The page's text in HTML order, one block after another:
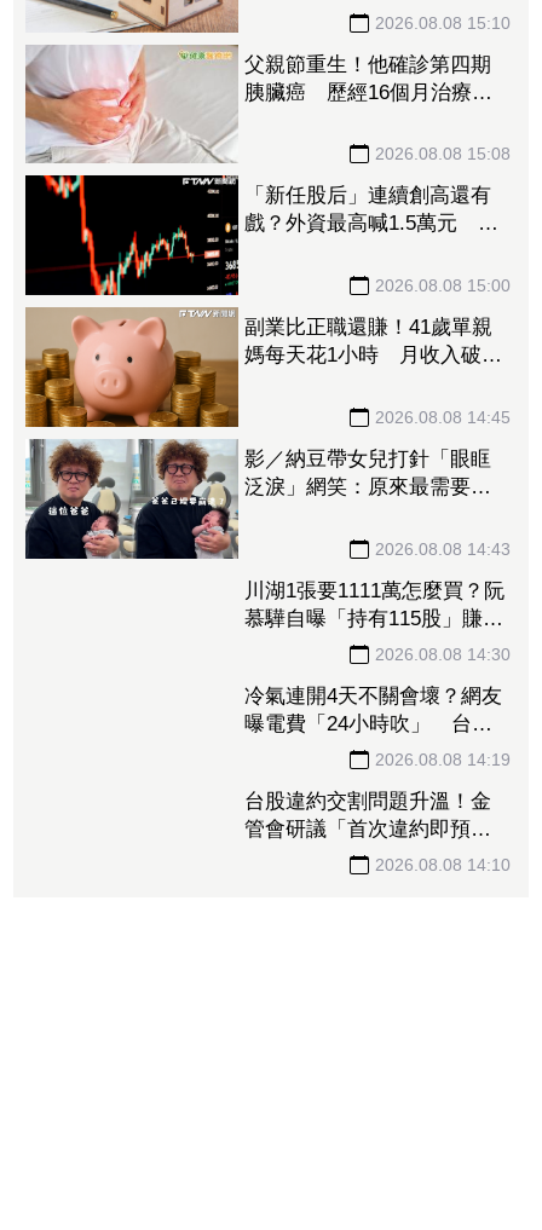
2026.08.08 15:10
父親節重生！他確診第四期
胰臟癌 歷經16個月治療病
2026.08.08 15:08
「新任股后」連續創高還有
戲？外資最高喊1.5萬元 目
2026.08.08 15:00
副業比正職還賺！41歲單親
媽每天花1小時 月收入破百
2026.08.08 14:45
影／納豆帶女兒打針「眼眶
泛淚」網笑：原來最需要安
2026.08.08 14:43
川湖1張要1111萬怎麼買？阮
慕驊自曝「持有115股」賺近
30萬 教戰小資族：報酬率
冷氣連開4天不關會壞？網友
曝電費「24小時吹」 台電
2026.08.08 14:19
台股違約交割問題升溫！金
管會研議「首次違約即預收